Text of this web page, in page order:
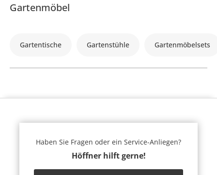
Gartenmöbel
Gartentische Gartenstühle Gartenmöbelsets
Haben Sie Fragen oder ein Service-Anliegen?
Höffner hilft gerne!